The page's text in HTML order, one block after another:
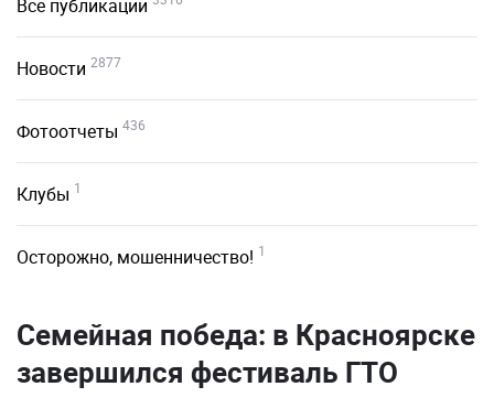
Все публикации
Новости 2877
Фотоотчеты 436
Клубы 1
Осторожно, мошенничество! 1
Семейная победа: в Красноярске
завершился фестиваль ГТО